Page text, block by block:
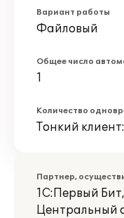
Вариант работы
Файловый
Общее число
1
Количество
Тонкий клиент:
Партнер,
1С:Первый
Центральный